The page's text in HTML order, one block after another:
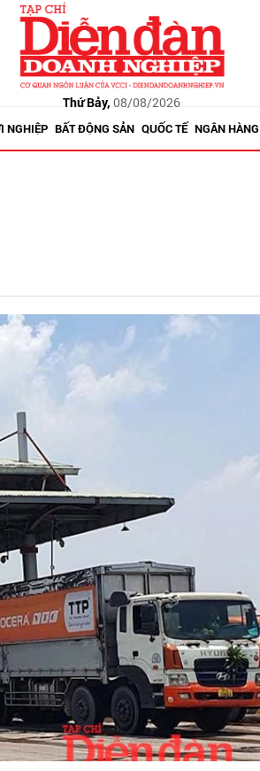
Thứ Bảy, 08/08/2026
NGHIỆP BẤT ĐỘNG SẢN QUỐC TẾ NGÂN